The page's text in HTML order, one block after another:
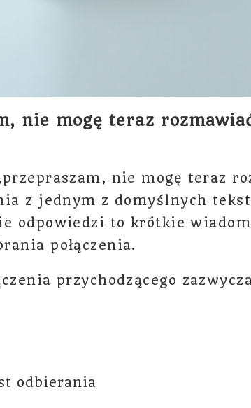
nie mogę teraz
nie mogę teraz
z jednym z domyślnych
odpowiedzi to krótkie
połączenia.
przychodzącego
odbierania